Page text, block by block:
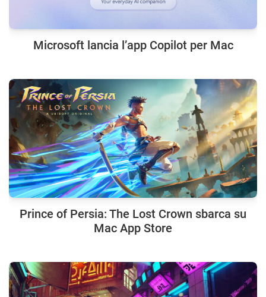
Microsoft lancia l’app Copilot per Mac
Prince of Persia: The Lost Crown sbarca su
Mac App Store